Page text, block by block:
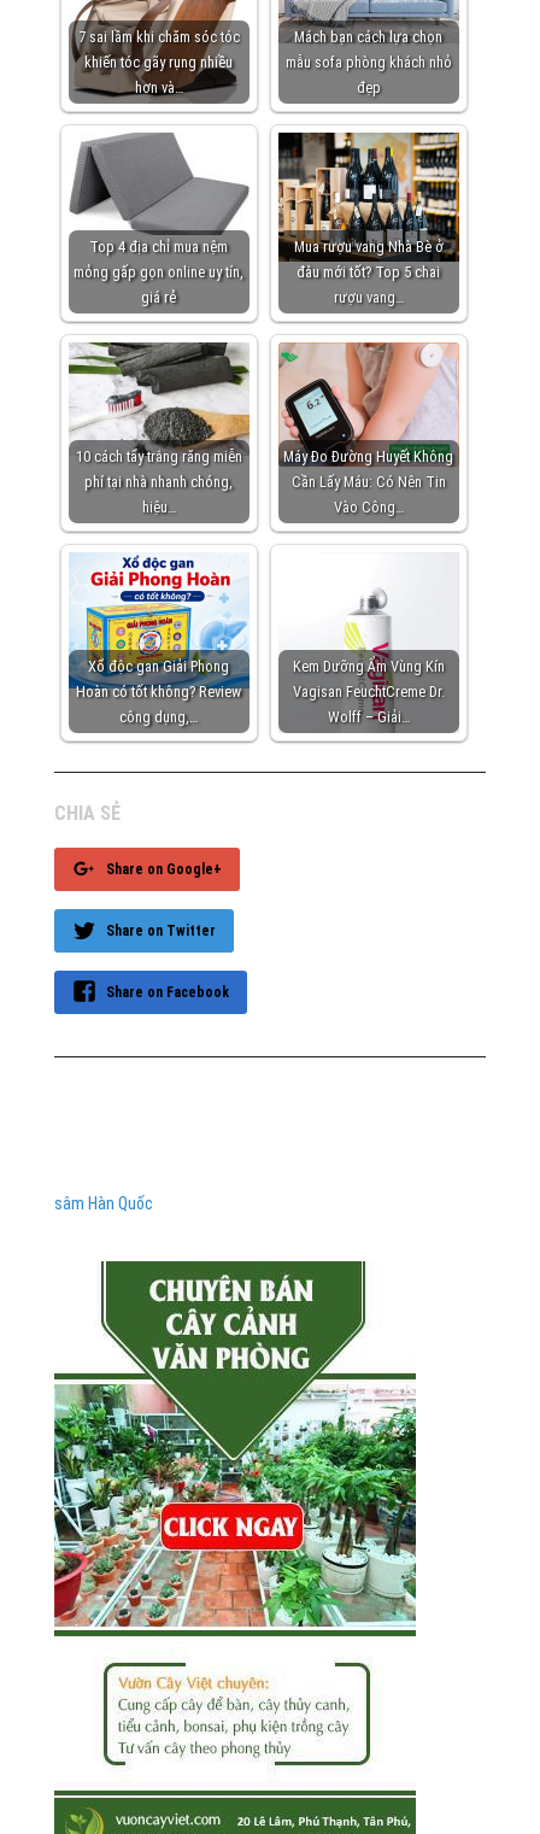
7 sai lầm khi chăm sóc tóc
khiến tóc gãy rụng nhiều
hơn và…
Mách bạn cách lựa chọn
mẫu sofa phòng khách nhỏ
đẹp
Top 4 địa chỉ mua nệm
mỏng gấp gọn online uy tín,
giá rẻ
Mua rượu vang Nhà Bè ở
đâu mới tốt? Top 5 chai
rượu vang…
10 cách tẩy trắng răng miễn
phí tại nhà nhanh chóng,
hiệu…
Máy Đo Đường Huyết Không
Cần Lấy Máu: Có Nên Tin
Vào Công…
Xổ độc gan Giải Phong
Hoàn có tốt không? Review
công dụng,…
Kem Dưỡng Ẩm Vùng Kín
Vagisan FeuchtCreme Dr.
Wolff – Giải…
CHIA SẺ
Share on Google+
Share on Twitter
Share on Facebook
sâm Hàn Quốc